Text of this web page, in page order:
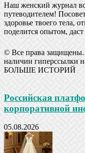
Наш женский журнал
путеводителем!
здоровье твоего тела,
поделится опытом,
© Все права защищены.
наличии гиперссылки
БОЛЬШЕ ИСТОРИЙ
Российская
корпоративной
05.08.2026